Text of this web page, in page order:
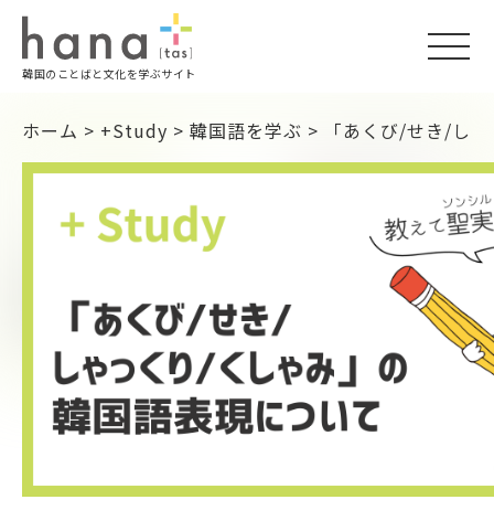
韓国のことばと文化を学ぶサイト
ホーム > +Study > 韓国語を学ぶ > 「あくび/せき/し